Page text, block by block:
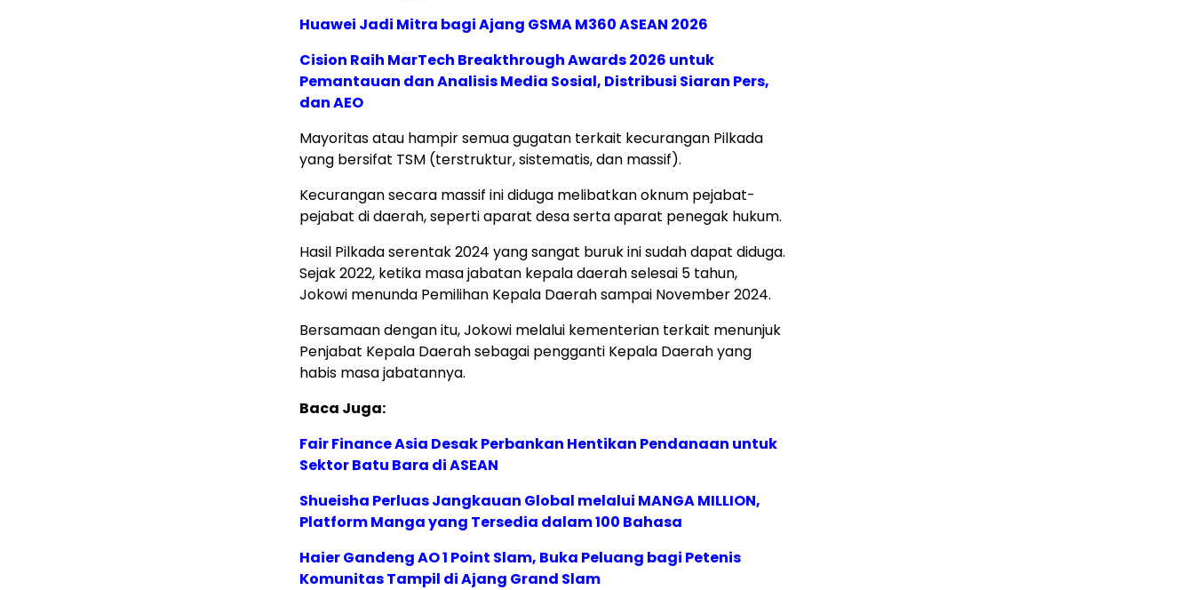
Huawei Jadi Mitra bagi Ajang GSMA M360 ASEAN 2026
Cision Raih MarTech Breakthrough Awards 2026 untuk
Pemantauan dan Analisis Media Sosial, Distribusi Siaran Pers,
dan AEO
Mayoritas atau hampir semua gugatan terkait kecurangan Pilkada
yang bersifat TSM (terstruktur, sistematis, dan massif).
Kecurangan secara massif ini diduga melibatkan oknum pejabat-
pejabat di daerah, seperti aparat desa serta aparat penegak hukum.
Hasil Pilkada serentak 2024 yang sangat buruk ini sudah dapat diduga.
Sejak 2022, ketika masa jabatan kepala daerah selesai 5 tahun,
Jokowi menunda Pemilihan Kepala Daerah sampai November 2024.
Bersamaan dengan itu, Jokowi melalui kementerian terkait menunjuk
Penjabat Kepala Daerah sebagai pengganti Kepala Daerah yang
habis masa jabatannya.
Baca Juga:
Fair Finance Asia Desak Perbankan Hentikan Pendanaan untuk
Sektor Batu Bara di ASEAN
Shueisha Perluas Jangkauan Global melalui MANGA MILLION,
Platform Manga yang Tersedia dalam 100 Bahasa
Haier Gandeng AO 1 Point Slam, Buka Peluang bagi Petenis
Komunitas Tampil di Ajang Grand Slam